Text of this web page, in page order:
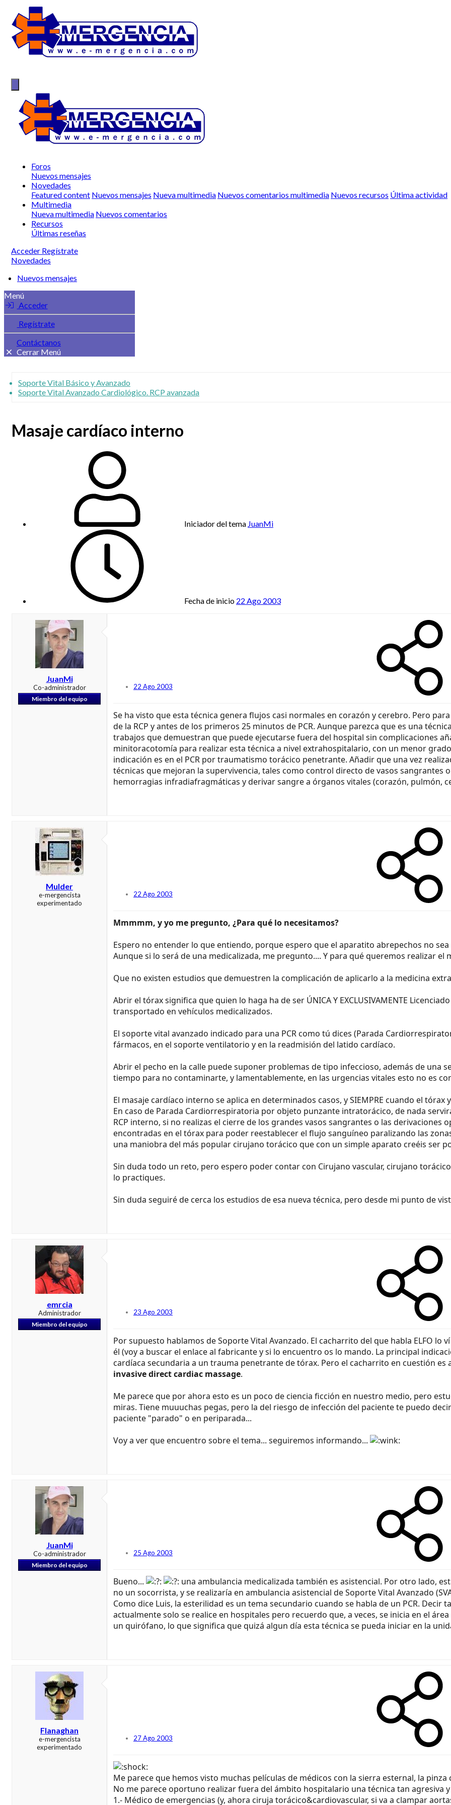
Foros
Nuevos mensajes
Novedades
Featured content Nuevos mensajes Nueva multimedia Nuevos comentarios multimedia Nuevos recursos Última actividad
Multimedia
Nueva multimedia Nuevos comentarios
Recursos
Últimas reseñas
Acceder Regístrate
Novedades
Nuevos mensajes
Menú
Acceder
Regístrate
Contáctanos
Cerrar Menú
Soporte Vital Básico y Avanzado
Soporte Vital Avanzado Cardiológico. RCP avanzada
Masaje cardíaco interno
Iniciador del tema JuanMi
Fecha de inicio 22 Ago 2003
JuanMi
Co-administrador
Miembro del equipo
22 Ago 2003
Se ha visto que esta técnica genera flujos casi normales en corazón y cerebro. Pero
de la RCP y antes de los primeros 25 minutos de PCR. Aunque parezca que es una
trabajos que demuestran que puede ejecutarse fuera del hospital sin complicaciones
minitoracotomía para realizar esta técnica a nivel extrahospitalario, con un menor
indicación es en el PCR por traumatismo torácico penetrante. Añadir que una vez
técnicas que mejoran la supervivencia, tales como control directo de vasos sangrantes
hemorragias infradiafragmáticas y derivar sangre a órganos vitales (corazón, pulmón,
Mulder
e-mergencista
experimentado
22 Ago 2003
Mmmmm, y yo me pregunto, ¿Para qué lo necesitamos?
Espero no entender lo que entiendo, porque espero que el aparatito abrepechos no
Aunque si lo será de una medicalizada, me pregunto.... Y para qué queremos realizar el
Que no existen estudios que demuestren la complicación de aplicarlo a la medicina
Abrir el tórax significa que quien lo haga ha de ser ÚNICA Y EXCLUSIVAMENTE
transportado en vehículos medicalizados.
El soporte vital avanzado indicado para una PCR como tú dices (Parada
fármacos, en el soporte ventilatorio y en la readmisión del latido cardíaco.
Abrir el pecho en la calle puede suponer problemas de tipo infeccioso, además de una
tiempo para no contaminarte, y lamentablemente, en las urgencias vitales esto no es
El masaje cardíaco interno se aplica en determinados casos, y SIEMPRE cuando el
En caso de Parada Cardiorrespiratoria por objeto punzante intratorácico, de nada
RCP interno, si no realizas el cierre de los grandes vasos sangrantes o las
encontradas en el tórax para poder reestablecer el flujo sanguíneo paralizando las
una maniobra del más popular cirujano torácico que con un simple aparato creéis ser
Sin duda todo un reto, pero espero poder contar con Cirujano vascular, cirujano
lo practiques.
Sin duda seguiré de cerca los estudios de esa nueva técnica, pero desde mi punto de
emrcia
Administrador
Miembro del equipo
23 Ago 2003
Por supuesto hablamos de Soporte Vital Avanzado. El cacharrito del que habla ELFO lo
él (voy a buscar el enlace al fabricante y si lo encuentro os lo mando. La principal
cardíaca secundaria a un trauma penetrante de tórax. Pero el cacharrito en cuestión
invasive direct cardiac massage.
Me parece que por ahora esto es un poco de ciencia ficción en nuestro medio, pero
miras. Tiene muuuchas pegas, pero la del riesgo de infección del paciente te puedo
paciente "parado" o en periparada...
Voy a ver que encuentro sobre el tema... seguiremos informando...
JuanMi
Co-administrador
Miembro del equipo
25 Ago 2003
Bueno...
una ambulancia medicalizada también es asistencial. Por otro lado,
no un socorrista, y se realizaría en ambulancia asistencial de Soporte Vital Avanzado
Como dice Luis, la esterilidad es un tema secundario cuando se habla de un PCR. Decir
actualmente solo se realice en hospitales pero recuerdo que, a veces, se inicia en el
un quirófano, lo que significa que quizá algun día esta técnica se pueda iniciar en la
Flanaghan
e-mergencista
experimentado
27 Ago 2003
Me parece que hemos visto muchas películas de médicos con la sierra esternal, la
No me parece oportuno realizar fuera del ámbito hospitalario una técnica tan agresiva
1.- Médico de emergencias (y, ahora ciruja torácico&cardiovascular, si va a clampar